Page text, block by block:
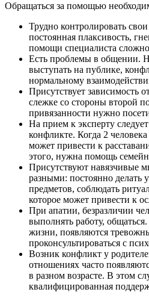
Обращаться за помощью
Трудно контролировать
постоянная плаксивость,
помощи специалиста сложно
Есть проблемы в общении.
выступать на публике,
нормальному
Присутствует зависимость
слежке со стороны второй
привязанности нужно
На прием к эксперту
конфликте. Когда 2
может привести к
этого, нужна помощь
Присутствуют навязчивые
разными: постоянно делать
предметов, соблюдать
которое может привести к
При апатии, безразличии
выполнять работу,
жизни, появляются
проконсультироваться с
Возник конфликт у
отношениях часто
в разном возрасте. В этом
квалифицированная